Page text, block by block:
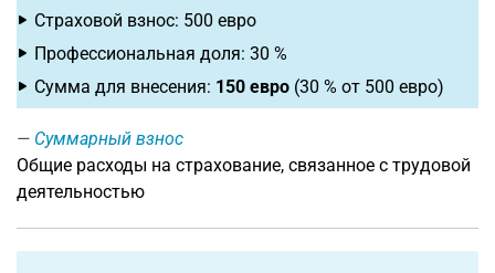
Страховой взнос: 500 евро
Профессиональная доля: 30 %
Сумма для внесения: 150 евро (30 % от 500 евро)
Суммарный взнос
Общие расходы на страхование, связанное с трудовой
деятельностью